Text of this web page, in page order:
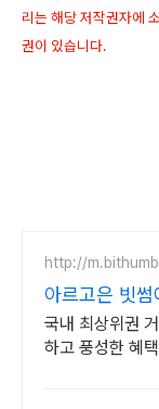
리는 해당 저작권자에
권이 있습니다.
http://
아르고은 빗
만원 혜택
국내 최상위권
하고 풍성한 혜